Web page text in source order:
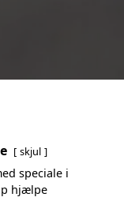
skjul
speciale i
hjælpe